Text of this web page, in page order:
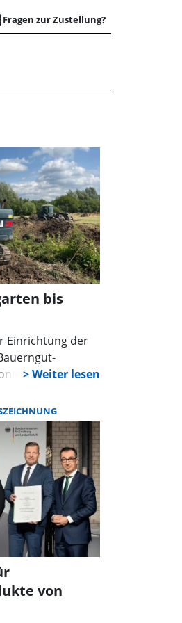
Fragen zur Zustellung?
|
bis
Einrichtung der
Die
wird der nächste
von